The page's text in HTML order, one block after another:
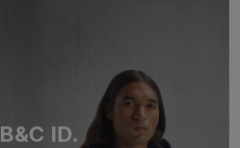
B&C ID.